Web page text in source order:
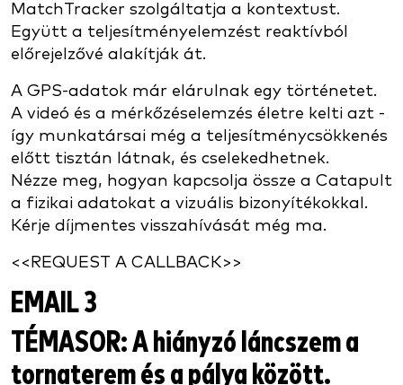
MatchTracker szolgáltatja a kontextust.
Együtt a teljesítményelemzést reaktívból
előrejelzővé alakítják át.
A GPS-adatok már elárulnak egy történetet.
A videó és a mérkőzéselemzés életre kelti azt -
így munkatársai még a teljesítménycsökkenés
előtt tisztán látnak, és cselekedhetnek.
Nézze meg, hogyan kapcsolja össze a Catapult
a fizikai adatokat a vizuális bizonyítékokkal.
Kérje díjmentes visszahívását még ma.
<<REQUEST A CALLBACK>>
EMAIL 3
TÉMASOR:A hiányzó láncszem a
tornaterem és a pálya között.